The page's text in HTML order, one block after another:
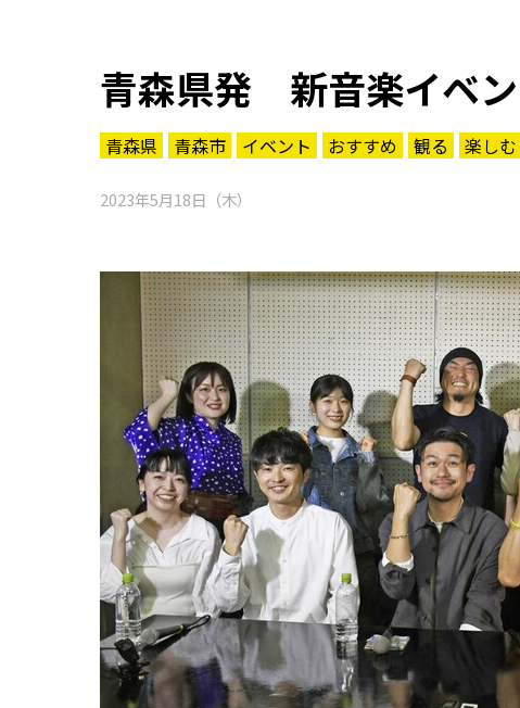
青森県発 新音楽イベ
青森県 青森市 イベント おすすめ 観る 楽しむ
2023年5月18日（木）
パワースポット
まつり・イベント
おみやげ・特産
道の駅・産直
アウトドア・レジャー